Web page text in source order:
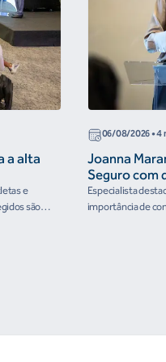
a alta
e
são
06/08/2026• 4
Joanna
Seguro com
Especialista
importância de